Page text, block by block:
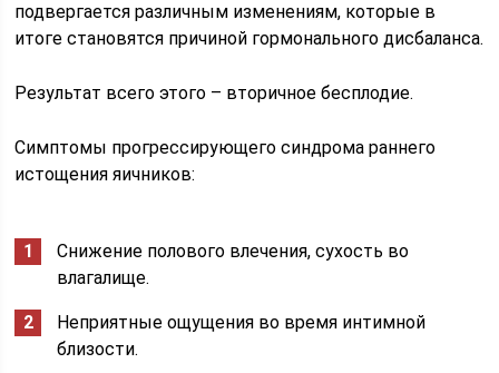
подвергается различным изменениям, которые в
итоге становятся причиной гормонального дисбаланса.
Результат всего этого – вторичное бесплодие.
Симптомы прогрессирующего синдрома раннего
истощения яичников:
Снижение полового влечения, сухость во
влагалище.
Неприятные ощущения во время интимной
близости.